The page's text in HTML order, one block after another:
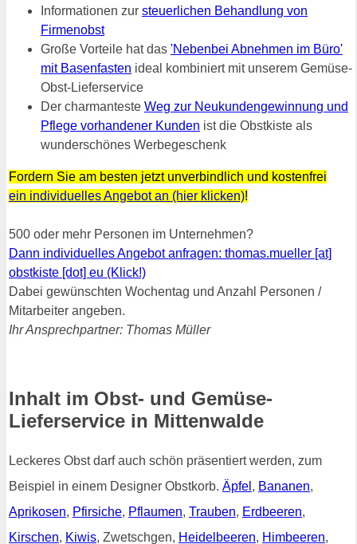
Informationen zur steuerlichen Behandlung von
Firmenobst
Große Vorteile hat das 'Nebenbei Abnehmen im Büro'
mit Basenfasten ideal kombiniert mit unserem Gemüse-
Obst-Lieferservice
Der charmanteste Weg zur Neukundengewinnung und
Pflege vorhandener Kunden ist die Obstkiste als
wunderschönes Werbegeschenk
Fordern Sie am besten jetzt unverbindlich und kostenfrei
ein individuelles Angebot an (hier klicken)!
500 oder mehr Personen im Unternehmen?
Dann individuelles Angebot anfragen: thomas.mueller [at]
obstkiste [dot] eu (Klick!)
Dabei gewünschten Wochentag und Anzahl Personen /
Mitarbeiter angeben.
Ihr Ansprechpartner: Thomas Müller
Inhalt im Obst- und Gemüse-
Lieferservice in Mittenwalde
Leckeres Obst darf auch schön präsentiert werden, zum
Beispiel in einem Designer Obstkorb. Äpfel , Bananen,
Aprikosen, Pfirsiche, Pflaumen, Trauben, Erdbeeren,
Kirschen, Kiwis, Zwetschgen, Heidelbeeren, Himbeeren,